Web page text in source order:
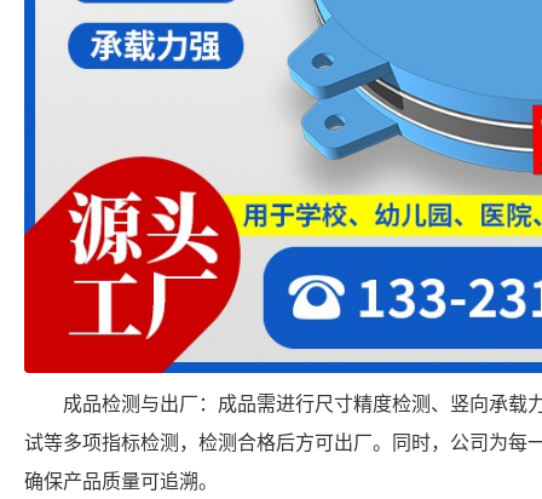
成品检测与出厂：成品需进行尺寸精度检测、竖向承载
试等多项指标检测，检测合格后方可出厂。同时，公司为每
确保产品质量可追溯。